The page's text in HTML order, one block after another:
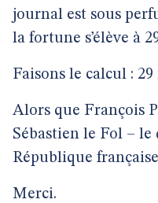
journal est sous
la fortune s’élève à
Faisons le calcul :
Alors que François
Sébastien le Fol –
République
Merci.